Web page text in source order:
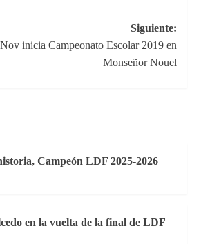
Siguiente:
inicia Campeonato Escolar 2019 en
Monseñor Nouel
Campeón LDF 2025-2026
en la vuelta de la final de LDF